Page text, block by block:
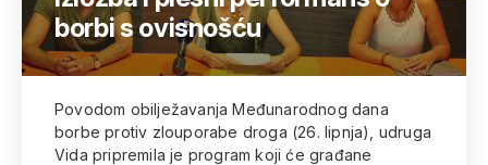
borbi s ovisnošću
Povodom obilježavanja Međunarodnog dana
borbe protiv zlouporabe droga (26. lipnja), udruga
Vida pripremila je program koji će građane